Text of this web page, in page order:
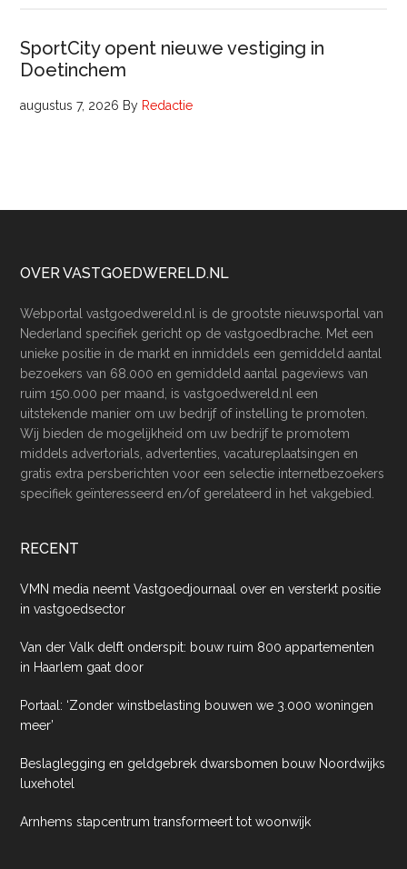
SportCity opent nieuwe vestiging in
Doetinchem
augustus 7, 2026 By Redactie
Footer
OVER VASTGOEDWERELD.NL
Webportal vastgoedwereld.nl is de grootste nieuwsportal van
Nederland specifiek gericht op de vastgoedbrache. Met een
unieke positie in de markt en inmiddels een gemiddeld aantal
bezoekers van 68.000 en gemiddeld aantal pageviews van
ruim 150.000 per maand, is vastgoedwereld.nl een
uitstekende manier om uw bedrijf of instelling te promoten.
Wij bieden de mogelijkheid om uw bedrijf te promotem
middels advertorials, advertenties, vacatureplaatsingen en
gratis extra persberichten voor een selectie internetbezoekers
specifiek geïnteresseerd en/of gerelateerd in het vakgebied.
RECENT
VMN media neemt Vastgoedjournaal over en versterkt positie
in vastgoedsector
Van der Valk delft onderspit: bouw ruim 800 appartementen
in Haarlem gaat door
Portaal: ‘Zonder winstbelasting bouwen we 3.000 woningen
meer’
Beslaglegging en geldgebrek dwarsbomen bouw Noordwijks
luxehotel
Arnhems stapcentrum transformeert tot woonwijk